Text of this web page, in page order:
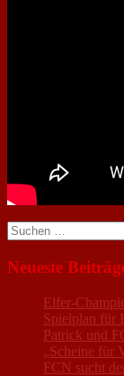
Suchen
nach:
Neueste
Elfer-
Spielplan für
Patrick und
„Scheine für
FCN sucht